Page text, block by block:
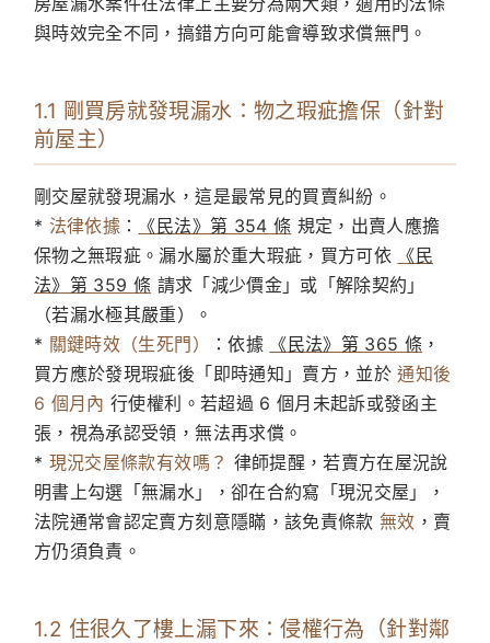
與時效完全不同，搞錯方向可能會導致求償無門。
1.1 剛買房就發現漏水：物之瑕疵擔保（針對
前屋主）
剛交屋就發現漏水，這是最常見的買賣糾紛。
* 法律依據 ： 《民法》第 354 條 規定，出賣人應擔
保物之無瑕疵。漏水屬於重大瑕疵，買方可依
《民
法》第 359 條 請求「減少價金」或「解除契約」
（若漏水極其嚴重）。
* 關鍵時效（生死門） ：依據 《民法》第 365 條 ，
買方應於發現瑕疵後「即時通知」賣方，並於通知後
6 個月內 行使權利。若超過 6 個月未起訴或發函主
張，視為承認受領，無法再求償。
* 現況交屋條款有效嗎？ 律師提醒，若賣方在屋況說
明書上勾選「無漏水」，卻在合約寫「現況交屋」，
法院通常會認定賣方刻意隱瞞，該免責條款無效 ，賣
方仍須負責。
1.2 住很久了樓上漏下來：侵權行為（針對鄰